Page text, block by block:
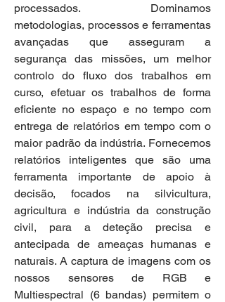
processados. Dominamos
metodologias, processos e ferramentas
avançadas que asseguram a
segurança das missões, um melhor
controlo do fluxo dos trabalhos em
curso, efetuar os trabalhos de forma
eficiente no espaço e no tempo com
entrega de relatórios em tempo com o
maior padrão da indústria. Fornecemos
relatórios inteligentes que são uma
ferramenta importante de apoio à
decisão, focados na silvicultura,
agricultura e indústria da construção
civil, para a deteção precisa e
antecipada de ameaças humanas e
naturais. A captura de imagens com os
nossos sensores de RGB e
Multiespectral (6 bandas) permitem o